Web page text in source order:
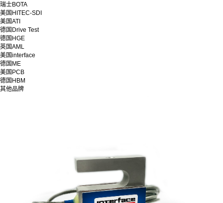
瑞士BOTA
美国HITEC-SDI
美国ATI
德国Drive Test
德国HGE
英国AML
美国interface
德国ME
美国PCB
德国HBM
其他品牌